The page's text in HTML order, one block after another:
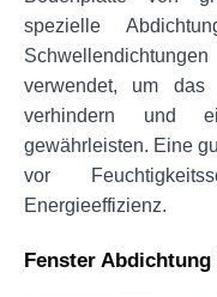
spezielle
verwendet, um das
verhindern und
gewährleisten. Eine
vor
Energieeffizienz.
Fenster Abdichtung